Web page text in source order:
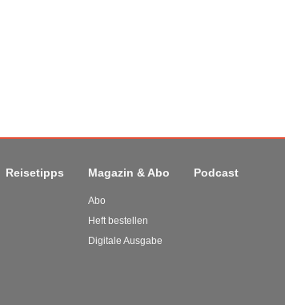
Reisetipps Magazin & Abo
Abo
Heft bestellen
Digitale Ausgabe
Podcast